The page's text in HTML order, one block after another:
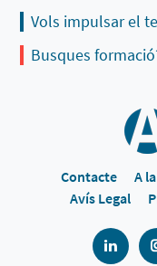
Vols impulsar el
Busques
Contacte A
Avís Legal